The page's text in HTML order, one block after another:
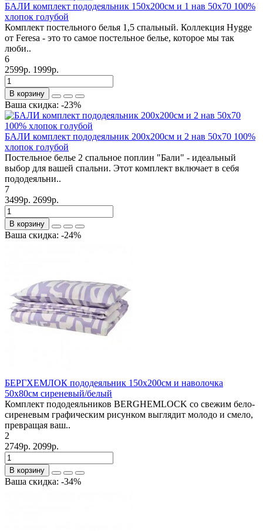
БАЛИ комплект пододеяльник 150х200см и 1 нав 50х70 100%
хлопок голубой
Комплект постельного белья 1,5 спальный. Коллекция Hygge
от Feresa - это то самое постельное белье, которое мы так
люби..
6
2599р. 1999р.
В корзину
Ваша скидка: -23%
БАЛИ комплект пододеяльник 200х200см и 2 нав 50х70 100%
хлопок голубой
Постельное белье 2 спальное поплин "Бали" - идеальный
выбор для вашей спальни. Этот комплект включает в себя
пододеяльни..
7
3499р. 2699р.
В корзину
Ваша скидка: -24%
БЕРГХЕМЛОК пододеяльник 150х200см и наволочка
50х80см сиреневый/белый
Комплект пододеяльников BERGHEMLOCK со свежим бело-
сиреневым графическим рисунком выглядит молодо и смело,
превращая ваш..
2
2749р. 2099р.
В корзину
Ваша скидка: -34%